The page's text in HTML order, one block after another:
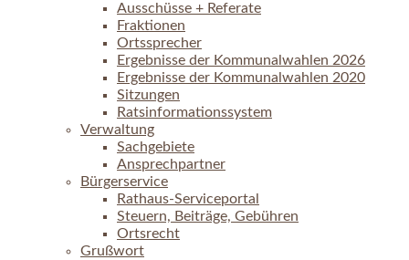
Ausschüsse + Referate
Fraktionen
Ortssprecher
Ergebnisse der Kommunalwahlen 2026
Ergebnisse der Kommunalwahlen 2020
Sitzungen
Ratsinformationssystem
Verwaltung
Sachgebiete
Ansprechpartner
Bürgerservice
Rathaus-Serviceportal
Steuern, Beiträge, Gebühren
Ortsrecht
Grußwort